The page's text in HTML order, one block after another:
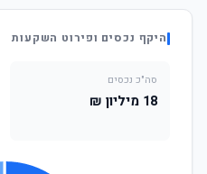
היקף נכסים ופירוט השקעות
סה"כ נכסים
18 מיליון ₪